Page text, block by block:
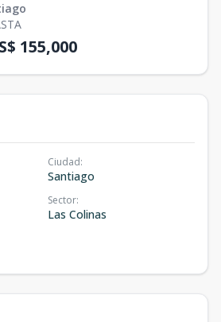
155,000
Ciudad:
Santiago
Sector:
Las Colinas